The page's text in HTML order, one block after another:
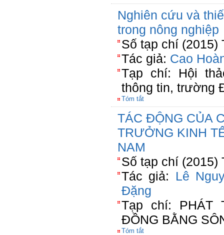
Nghiên cứu và
trong nông nghiệp
Số tạp chí (2015)
Tác giả: Cao
Tạp chí: Hội
thông tin, trường
Tóm tắt
TÁC ĐỘNG CỦA
TRƯỞNG KINH
NAM
Số tạp chí (2015)
Tác giả: Lê
Đặng
Tạp chí: PHÁT
ĐỒNG BẰNG
Tóm tắt